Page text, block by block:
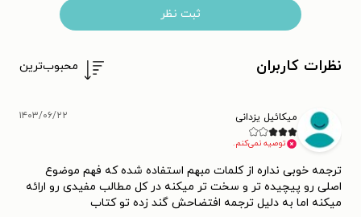
ثبت نظر
نظرات کاربران محبوب‌ترین
میکائیل یزدانی
توصیه نمی‌کنم.
۱۴۰۳/۰۶/۲۲
ترجمه خوبی نداره از کلمات مبهم استفاده شده که فهم موضوع
اصلی رو پیچیده تر و سخت تر میکنه در کل مطالب مفیدی رو ارائه
میکنه اما به دلیل ترجمه افتضاحش گند زده تو کتاب